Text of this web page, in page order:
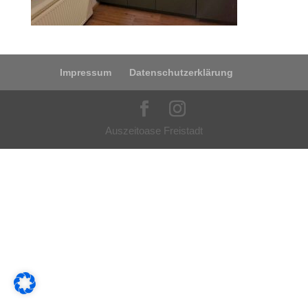
Impressum Datenschutzerklärung
Auszeitoase Freistadt